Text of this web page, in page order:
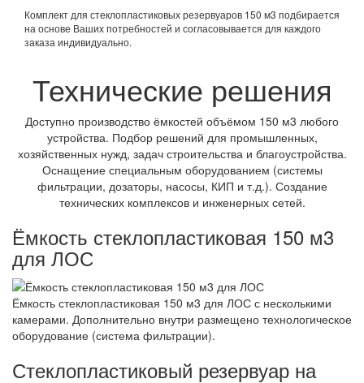
Комплект для стеклопластиковых резервуаров 150 м3 подбирается
на основе Ваших потребностей и согласовывается для каждого
заказа индивидуально.
Технические решения
Доступно производство ёмкостей объёмом 150 м3 любого
устройства. Подбор решений для промышленных,
хозяйственных нужд, задач строительства и благоустройства.
Оснащение специальным оборудованием (системы
фильтрации, дозаторы, насосы, КИП и т.д.). Создание
технических комплексов и инженерных сетей.
Ёмкость стеклопластиковая 150 м3
для ЛОС
Ёмкость стеклопластиковая 150 м3 для ЛОС с несколькими
камерами. Дополнительно внутри размещено технологическое
оборудование (система фильтрации).
Стеклопластиковый резервуар на